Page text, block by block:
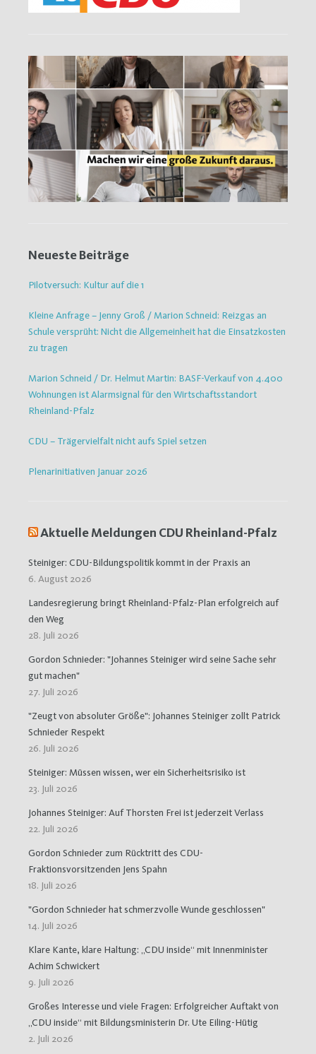
Neueste Beiträge
Pilotversuch: Kultur auf die 1
Kleine Anfrage – Jenny Groß / Marion Schneid: Reizgas an
Schule versprüht: Nicht die Allgemeinheit hat die Einsatzkosten
zu tragen
Marion Schneid / Dr. Helmut Martin: BASF-Verkauf von 4.400
Wohnungen ist Alarmsignal für den Wirtschaftsstandort
Rheinland-Pfalz
CDU – Trägervielfalt nicht aufs Spiel setzen
Plenarinitiativen Januar 2026
Aktuelle Meldungen CDU Rheinland-Pfalz
Steiniger: CDU-Bildungspolitik kommt in der Praxis an
6. August 2026
Landesregierung bringt Rheinland-Pfalz-Plan erfolgreich auf
den Weg
28. Juli 2026
Gordon Schnieder: "Johannes Steiniger wird seine Sache sehr
gut machen"
27. Juli 2026
"Zeugt von absoluter Größe": Johannes Steiniger zollt Patrick
Schnieder Respekt
26. Juli 2026
Steiniger: Müssen wissen, wer ein Sicherheitsrisiko ist
23. Juli 2026
Johannes Steiniger: Auf Thorsten Frei ist jederzeit Verlass
22. Juli 2026
Gordon Schnieder zum Rücktritt des CDU-
Fraktionsvorsitzenden Jens Spahn
18. Juli 2026
"Gordon Schnieder hat schmerzvolle Wunde geschlossen"
14. Juli 2026
Klare Kante, klare Haltung: „CDU inside“ mit Innenminister
Achim Schwickert
9. Juli 2026
Großes Interesse und viele Fragen: Erfolgreicher Auftakt von
„CDU inside“ mit Bildungsministerin Dr. Ute Eiling-Hütig
2. Juli 2026